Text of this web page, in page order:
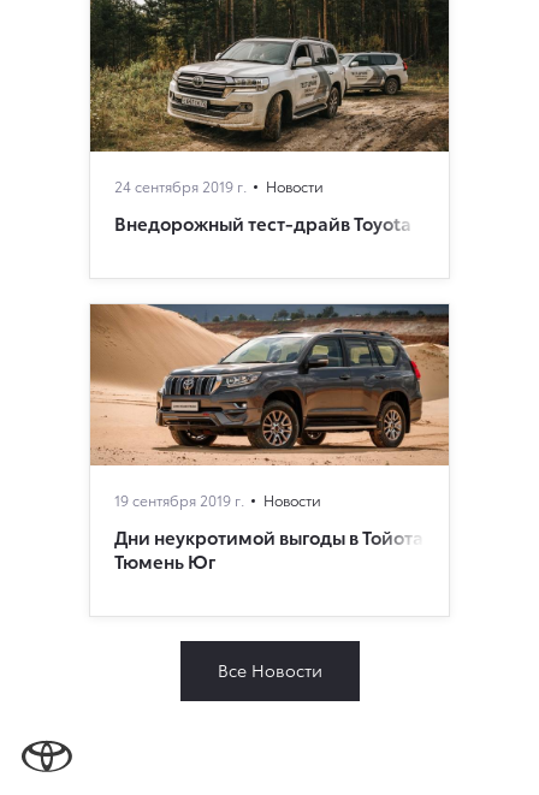
24 сентября 2019 г. Новости
Внедорожный тест-драйв Toyota
19 сентября 2019 г. Новости
Дни неукротимой выгоды в Тойота
Тюмень Юг
Все Новости